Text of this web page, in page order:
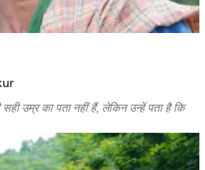
सही उम्र का पता नहीं हैं, लेकिन उन्हें पता है कि